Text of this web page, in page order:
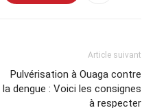
Article suivant
Pulvérisation à Ouaga contre
la dengue : Voici les consignes
à respecter